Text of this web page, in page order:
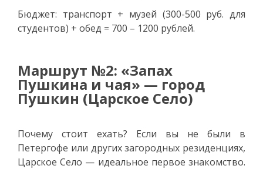
Бюджет: транспорт + музей (300-500 руб. для
студентов) + обед = 700 – 1200 рублей.
Маршрут №2: «Запах
Пушкина и чая» — город
Пушкин (Царское Село)
Почему стоит ехать? Если вы не были в
Петергофе или других загородных резиденциях,
Царское Село — идеальное первое знакомство.